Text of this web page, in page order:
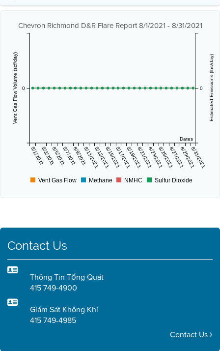
Chevron Richmond D&R Flare Report 8/1/2021 - 8/31/2021
Dates
8/1/20218/3/20218/5/20218/7/20218/9/20218/11/20218/13/20218/15/20218/17/20218/19/20218/21/20218/23/20218/25/20218/27/20218/29/20218/31/2021
Vent Gas Flow Volume (scf/day) 0 Estimated Emissions (lbs/day)
0
Vent Gas Flow Methane NMHC Sulfur Dioxide
Contact Us
Thông Tin Tổng Quát
415 749-4900
Giám Sát Không Khí
415 749-4985
Contact Us